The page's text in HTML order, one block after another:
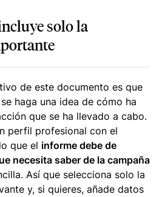
solo la
de este documento es que
haga una idea de cómo ha
que se ha llevado a cabo.
perfil profesional con el
que el informe debe de
necesita saber de la campaña
Así que selecciona solo la
y, si quieres, añade datos